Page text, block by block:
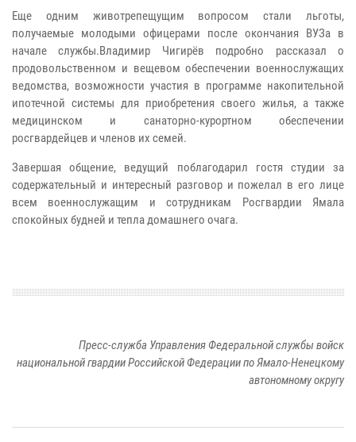
Еще одним животрепещущим вопросом стали льготы,
получаемые молодыми офицерами после окончания ВУЗа в
начале службы.Владимир Чигирёв подробно рассказал о
продовольственном и вещевом обеспечении военнослужащих
ведомства, возможности участия в программе накопительной
ипотечной системы для приобретения своего жилья, а также
медицинском и санаторно-курортном обеспечении
росгвардейцев и членов их семей.
Завершая общение, ведущий поблагодарил гостя студии за
содержательный и интересный разговор и пожелал в его лице
всем военнослужащим и сотрудникам Росгвардии Ямала
спокойных будней и тепла домашнего очага.
Пресс-служба Управления Федеральной службы войск
национальной гвардии Российской Федерации по Ямало-Ненецкому
автономному округу